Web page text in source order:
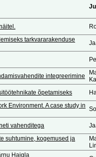
tarkvararakenduse
integreerimine
õpetamiseks
Environment. A case study in
vahenditega
suhtumine, kogemused ja
Haigla